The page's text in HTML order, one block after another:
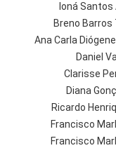
Ioná Santos
Breno Barros
Ana Carla
Daniel
Clarisse
Diana
Ricardo
Francisco
Francisco